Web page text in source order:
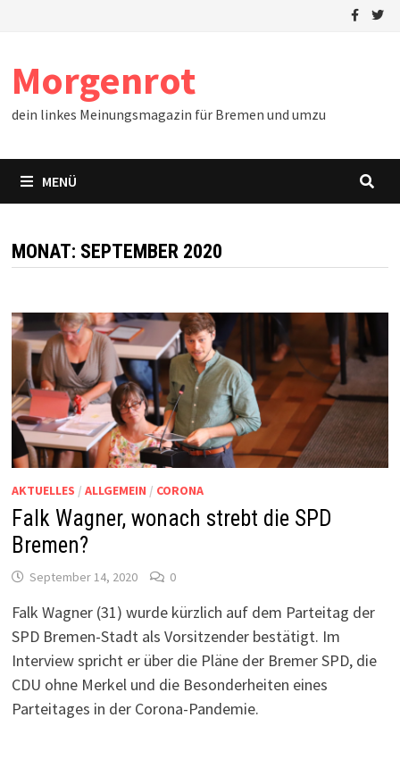
Morgenrot
dein linkes Meinungsmagazin für Bremen und umzu
MENÜ
MONAT: SEPTEMBER 2020
AKTUELLES / ALLGEMEIN / CORONA
Falk Wagner, wonach strebt die SPD
Bremen?
September 14, 2020 0
Falk Wagner (31) wurde kürzlich auf dem Parteitag der
SPD Bremen-Stadt als Vorsitzender bestätigt. Im
Interview spricht er über die Pläne der Bremer SPD, die
CDU ohne Merkel und die Besonderheiten eines
Parteitages in der Corona-Pandemie.